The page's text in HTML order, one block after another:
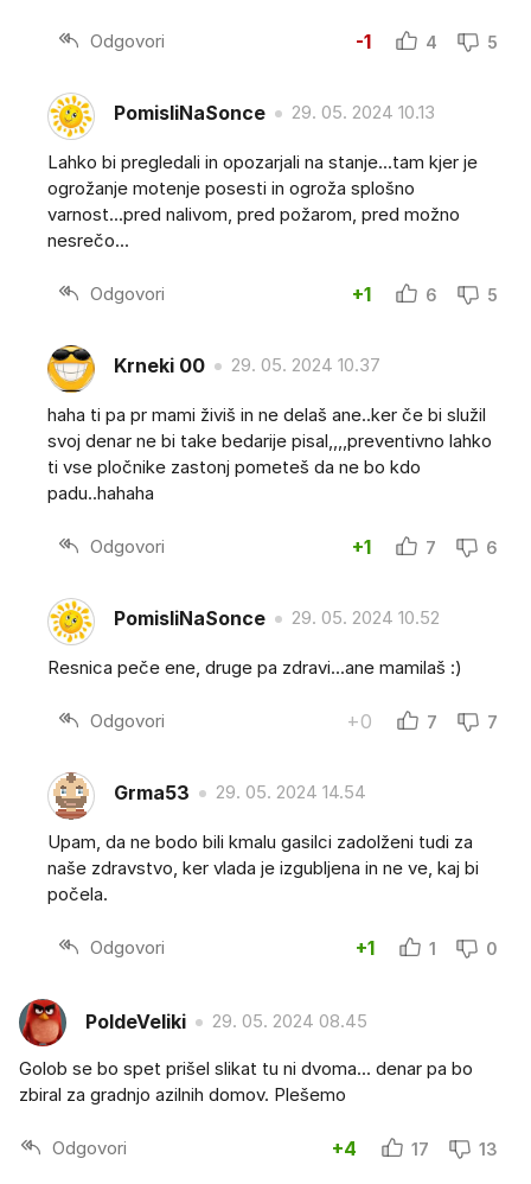
Odgovori -1 4 5
PomisliNaSonce 29. 05. 2024 10.13
Lahko bi pregledali in opozarjali na stanje...tam kjer je
ogrožanje motenje posesti in ogroža splošno
varnost...pred nalivom, pred požarom, pred možno
nesrečo...
Odgovori +1 6 5
Krneki 00 29. 05. 2024 10.37
haha ti pa pr mami živiš in ne delaš ane..ker če bi služil
svoj denar ne bi take bedarije pisal,,,,preventivno lahko
ti vse pločnike zastonj pometeš da ne bo kdo
padu..hahaha
Odgovori +1 7 6
PomisliNaSonce 29. 05. 2024 10.52
Resnica peče ene, druge pa zdravi...ane mamilaš :)
Odgovori +0 7 7
Grma53 29. 05. 2024 14.54
Upam, da ne bodo bili kmalu gasilci zadolženi tudi za
naše zdravstvo, ker vlada je izgubljena in ne ve, kaj bi
počela.
Odgovori +1 1 0
PoldeVeliki 29. 05. 2024 08.45
Golob se bo spet prišel slikat tu ni dvoma... denar pa bo
zbiral za gradnjo azilnih domov. Plešemo
Odgovori +4 17 13